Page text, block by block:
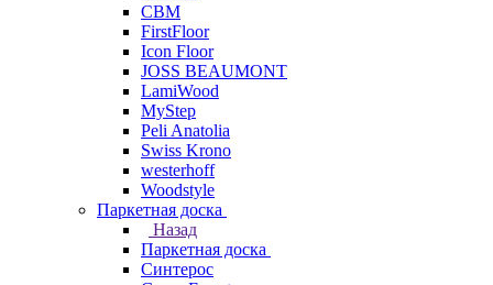
CBM
FirstFloor
Icon Floor
JOSS BEAUMONT
LamiWood
MyStep
Peli Anatolia
Swiss Krono
westerhoff
Woodstyle
Паркетная доска
Назад
Паркетная доска
Синтерос